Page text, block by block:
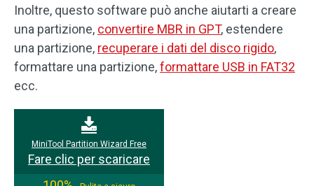
Inoltre, questo software può anche aiutarti a creare
una partizione, convertire MBR in GPT, estendere
una partizione, recuperare i dati del disco rigido,
formattare una partizione,formattare USB in FAT32
ecc.
MiniTool Partition Wizard Free
Fare clic per scaricare